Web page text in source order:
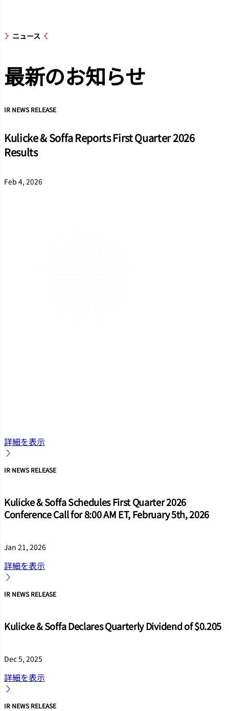
ニュース
最新のお知らせ
IR NEWS RELEASE
Kulicke & Soffa Reports First Quarter 2026
Results
Feb 4, 2026
詳細を表示
IR NEWS RELEASE
Kulicke & Soffa Schedules First Quarter 2026
Conference Call for 8:00 AM ET, February 5th, 2026
Jan 21, 2026
詳細を表示
IR NEWS RELEASE
Kulicke & Soffa Declares Quarterly Dividend of $0.205
Dec 5, 2025
詳細を表示
IR NEWS RELEASE